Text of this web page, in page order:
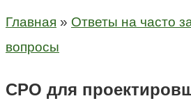
Главная » Ответы на часто
вопросы
СРО для